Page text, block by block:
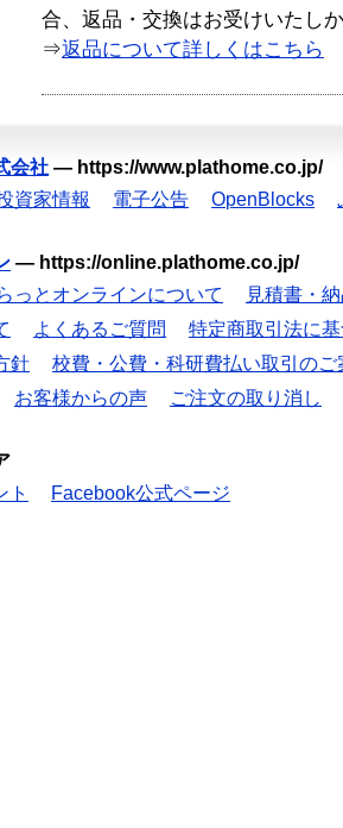
合、返品・交換はお受けいたし
⇒返品について詳しくはこちら
会社 — https://www.plathome.co.jp/
資家情報 電子公告 OpenBlocks
— https://online.plathome.co.jp/
っとオンラインについて
見積書・
よくあるご質問
特定商取引法に
針
校費・公費・科研費払い取引のご
お客様からの声 ご注文の取り消し
ト
Facebook公式ページ